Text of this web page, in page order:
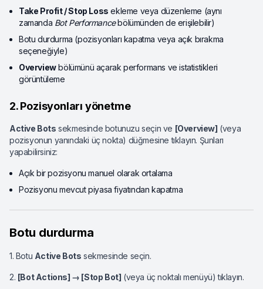
Take Profit / Stop Loss ekleme veya düzenleme (aynı
zamanda Bot Performancebölümünden de erişilebilir)
Botu durdurma (pozisyonları kapatma veya açık bırakma
seçeneğiyle)
Overviewbölümünü açarak performans ve istatistikleri
görüntüleme
2. Pozisyonları yönetme
Active Bots sekmesinde botunuzu seçin ve [Overview] (veya
pozisyonun yanındaki üç nokta) düğmesine tıklayın. Şunları
yapabilirsiniz:
Açık bir pozisyonu manuel olarak ortalama
Pozisyonu mevcut piyasa fiyatından kapatma
Botu durdurma
1. Botu Active Bots sekmesinde seçin.
2. [Bot Actions] → [Stop Bot] (veya üç noktalı menüyü) tıklayın.